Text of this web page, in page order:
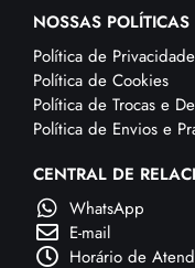
NOSSAS POLÍTICAS
Política de
Política de Cookies
Política de Trocas e
Política de Envios e
CENTRAL DE
WhatsApp
E-mail
Horário de